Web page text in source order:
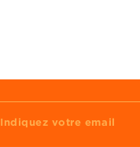
Indiquez votre email